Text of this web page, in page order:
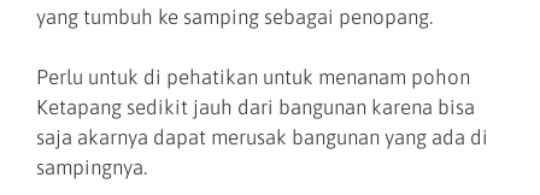
yang tumbuh ke samping sebagai penopang.
Perlu untuk di pehatikan untuk menanam pohon
Ketapang sedikit jauh dari bangunan karena bisa
saja akarnya dapat merusak bangunan yang ada di
sampingnya.